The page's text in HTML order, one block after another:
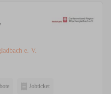
e. V.
Jobticket